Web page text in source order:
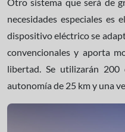
Otro sistema que será de
necesidades especiales es el
dispositivo eléctrico se
convencionales y aporta
libertad. Se utilizarán 200
autonomía de 25 km y una